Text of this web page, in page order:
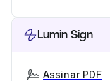
Lumin Sign
Assinar PDF